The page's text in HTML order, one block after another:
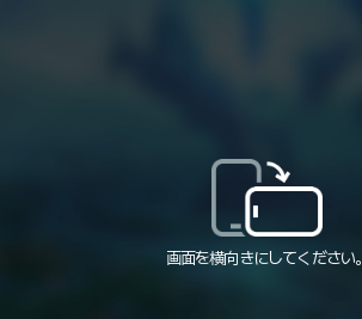
画面を横向きにしてください。